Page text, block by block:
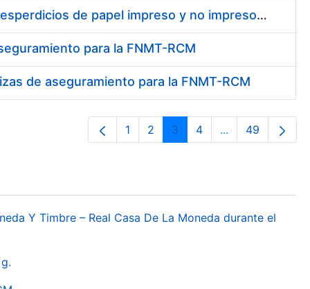
Contratación de enajenación y retirada de recortes sobrantes y desperdicios de papel impreso y no impreso durante el año 2022
para la FNMT-RCM
de aseguramiento para la FNMT-RCM
Orrialdea
1 Orrialdea
2 Orrialdea
3 Orrialdea
4 ...Intermediate
Orrialdea
49
Y Timbre – Real Casa De La Moneda durante el